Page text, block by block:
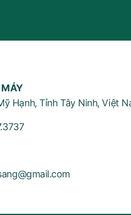
MÁY
Hạnh, Tỉnh Tây Ninh, Việt